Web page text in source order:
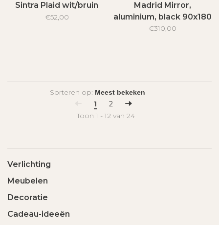
Sintra Plaid wit/bruin
€52,00
Madrid Mirror,
aluminium, black 90x180
cm
€310,00
Sorteren op:
1
2
Toon 1 - 12 van 24
Verlichting
Meubelen
Decoratie
Cadeau-ideeën